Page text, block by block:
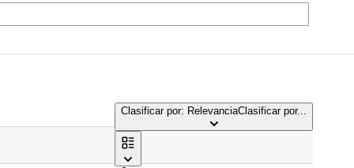
Clasificar por: RelevanciaClasificar por...